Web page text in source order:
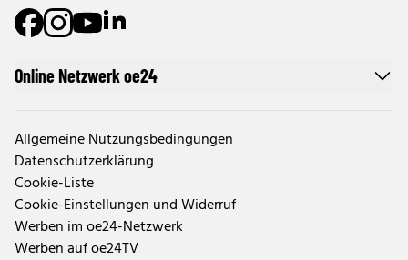
Online Netzwerk oe24
Allgemeine Nutzungsbedingungen
Datenschutzerklärung
Cookie-Liste
Cookie-Einstellungen und Widerruf
Werben im oe24-Netzwerk
Werben auf oe24TV